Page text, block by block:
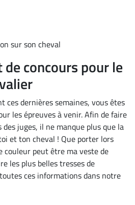
concours pour le
ces dernières semaines, vous êtes
les épreuves à venir. Afin de faire
juges, il ne manque plus que la
et ton cheval ! Que porter lors
couleur peut être ma veste de
les plus belles tresses de
ces informations dans notre